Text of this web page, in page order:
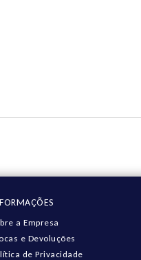
a Empresa
e Devoluções
de Privacidade